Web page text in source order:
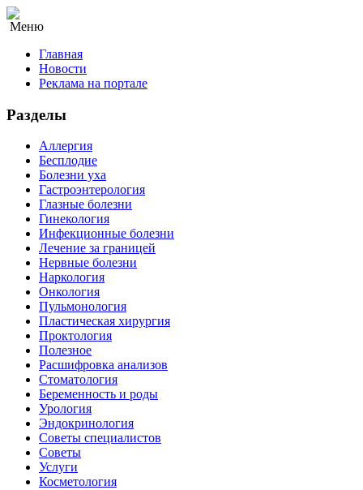
Меню
Главная
Новости
Реклама на портале
Разделы
Аллергия
Бесплодие
Болезни уха
Гастроэнтерология
Глазные болезни
Гинекология
Инфекционные болезни
Лечение за границей
Нервные болезни
Наркология
Онкология
Пульмонология
Пластическая хирургия
Проктология
Полезное
Расшифровка анализов
Стоматология
Беременность и роды
Урология
Эндокринология
Советы специалистов
Советы
Услуги
Косметология